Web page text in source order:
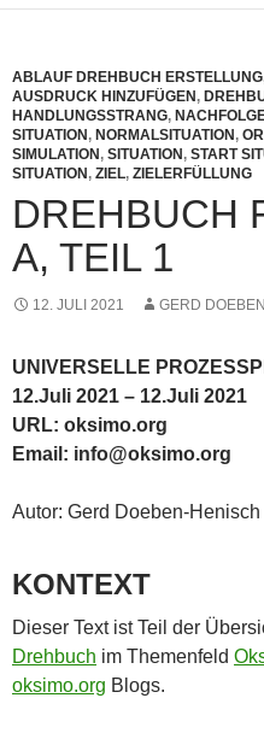
ABLAUF DREHBUCH ERSTELLUNG
AUSDRUCK HINZUFÜGEN,
HANDLUNGSSTRANG,
SITUATION, NORMALSITUATION,
SIMULATION, SITUATION, START
SITUATION, ZIEL, ZIELERFÜLLUNG
DREHBUCH
A, TEIL 1
12. JULI 2021 GERD
UNIVERSELLE
12.Juli 2021 – 12.Juli 2021
URL: oksimo.org
Email: info@oksimo.org
Autor: Gerd Doeben-
KONTEXT
Dieser Text ist Teil der
Drehbuch im Themenfeld
oksimo.org Blogs.